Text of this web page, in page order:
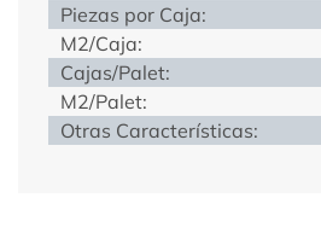
Piezas por Caja:
M2/Caja:
Cajas/Palet:
M2/Palet:
Otras Características: